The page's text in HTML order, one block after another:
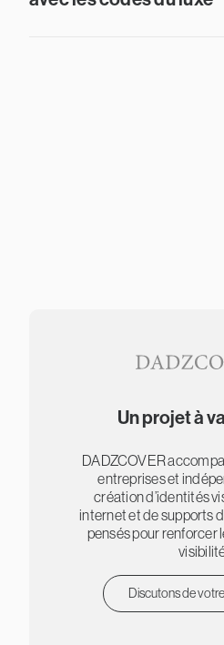
Un projet à
DADZCOVER
entreprises et
création d’identités
internet et de supports
pensés pour renforcer
Discutons de